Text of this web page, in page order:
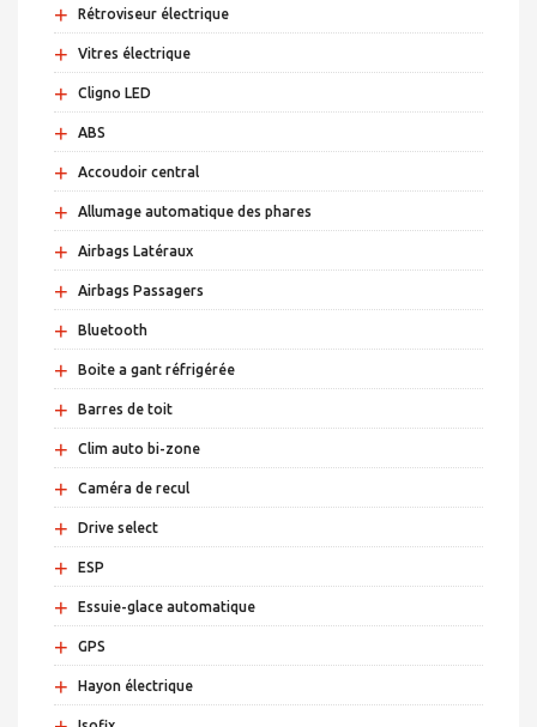
+ Rétroviseur électrique
+ Vitres électrique
+ Cligno LED
+ ABS
+ Accoudoir central
+ Allumage automatique des phares
+ Airbags Latéraux
+ Airbags Passagers
+ Bluetooth
+ Boite a gant réfrigérée
+ Barres de toit
+ Clim auto bi-zone
+ Caméra de recul
+ Drive select
+ ESP
+ Essuie-glace automatique
+ GPS
+ Hayon électrique